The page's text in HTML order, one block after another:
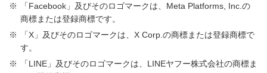
「Facebook」及びそのロゴマークは、Meta Platforms, Inc.の
商標または登録商標です。
「X」及びそのロゴマークは、X Corp.の商標または登録商標で
す。
「LINE」及びそのロゴマークは、LINEヤフー株式会社の商標ま